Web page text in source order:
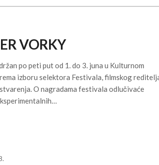
VORKY
po peti put od 1. do 3. juna u Kulturnom
izboru selektora Festivala, filmskog
O nagradama festivala odlučivaće